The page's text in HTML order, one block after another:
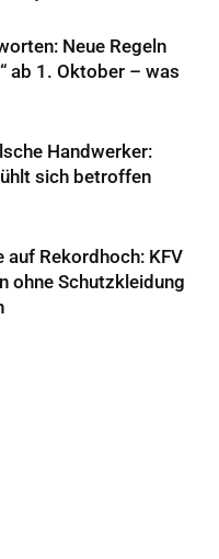
Neue Regeln
ab 1. Oktober – was
Handwerker:
sich betroffen
Rekordhoch: KFV
ohne Schutzkleidung